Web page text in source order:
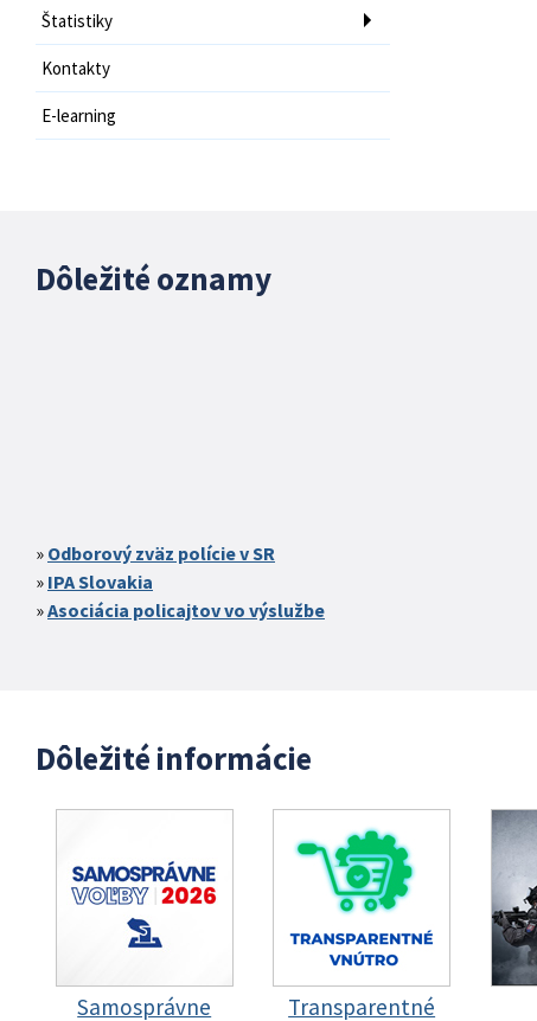
Štatistiky
Kontakty
E-learning
Dôležité oznamy
Odborový zväz polície v SR
IPA Slovakia
Asociácia policajtov vo výslužbe
Dôležité informácie
Samosprávne
Transparentné